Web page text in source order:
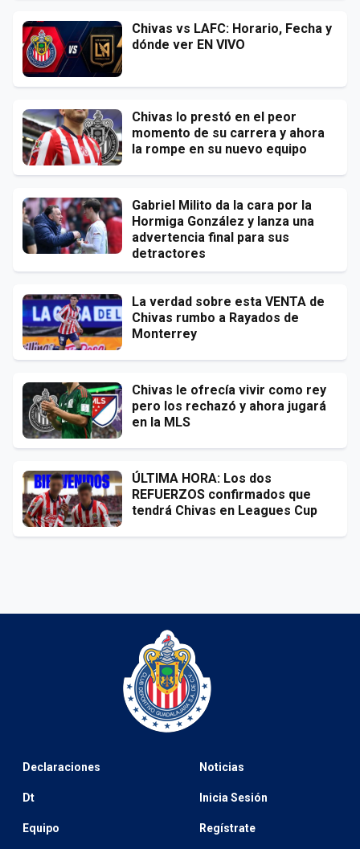
Chivas vs LAFC: Horario, Fecha y
dónde ver EN VIVO
Chivas lo prestó en el peor
momento de su carrera y ahora
la rompe en su nuevo equipo
Gabriel Milito da la cara por la
Hormiga González y lanza una
advertencia final para sus
detractores
La verdad sobre esta VENTA de
Chivas rumbo a Rayados de
Monterrey
Chivas le ofrecía vivir como rey
pero los rechazó y ahora jugará
en la MLS
ÚLTIMA HORA: Los dos
REFUERZOS confirmados que
tendrá Chivas en Leagues Cup
Declaraciones
Dt
Equipo
Noticias
Inicia Sesión
Regístrate